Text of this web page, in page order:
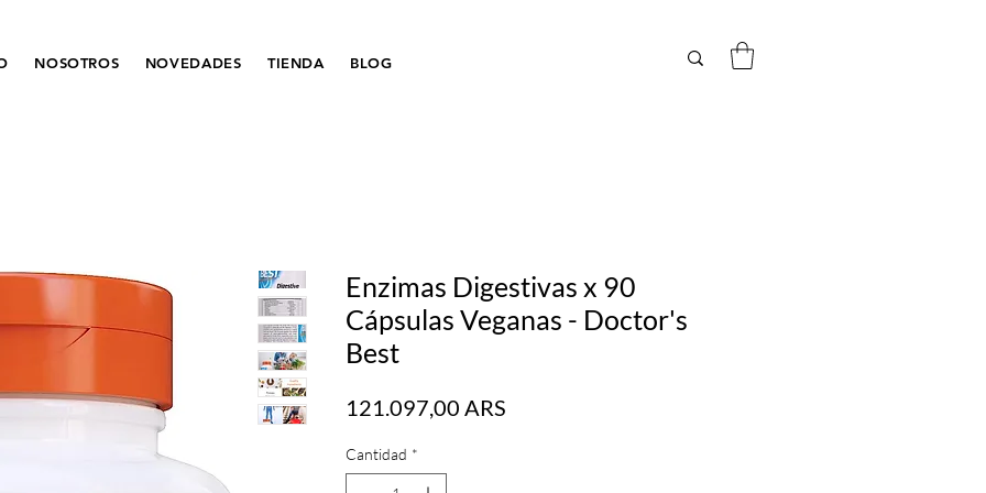
NOSOTROS NOVEDADES TIENDA BLOG
Enzimas Digestivas x 90
Cápsulas Veganas - Doctor's
Best
121.097,00 ARS
Cantidad *